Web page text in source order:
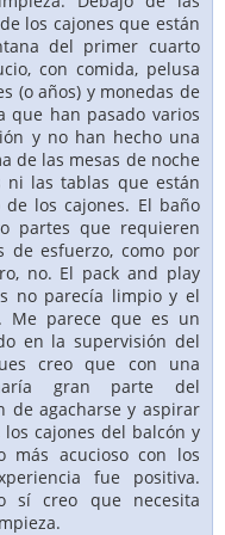
los cajones que están
del primer cuarto
con comida, pelusa
(o años) y monedas de
que han pasado varios
y no han hecho una
de las mesas de noche
las tablas que están
los cajones. El baño
partes que requieren
de esfuerzo, como por
no. El pack and play
no parecía limpio y el
Me parece que es un
en la supervisión del
creo que con una
gran parte del
de agacharse y aspirar
cajones del balcón y
acucioso con los
fue positiva.
sí creo que necesita